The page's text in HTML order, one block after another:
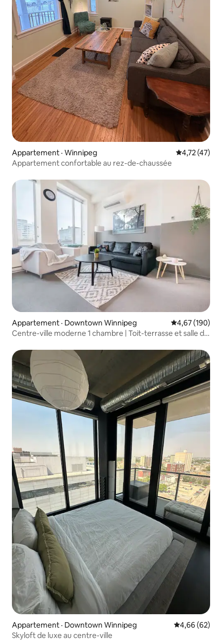
Appartement · Winnipeg Note
4,72 (47)
Appartement confortable au rez-de-chaussée
Appartement · Downtown Winnipeg Note
4,67 (190)
Centre-ville moderne 1 chambre | Toit-terrasse et salle de
Appartement · Downtown Winnipeg Note
4,66 (62)
Skyloft de luxe au centre-ville